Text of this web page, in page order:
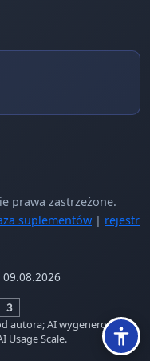
prawa zastrzeżone.
suplementów | rejestr
autora; AI wygenerowało z
Usage Scale.